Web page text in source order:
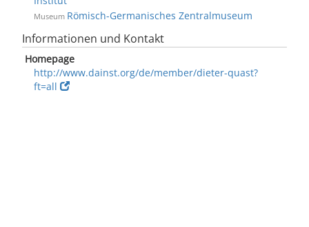
Museum Römisch-Germanisches Zentralmuseum
Informationen und Kontakt
Homepage
http://www.dainst.org/de/member/dieter-quast?
ft=all